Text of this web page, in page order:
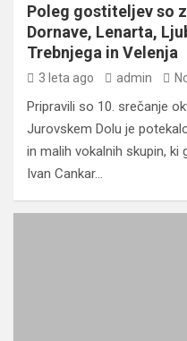
Poleg gostiteljev so
Dornave, Lenarta,
Trebnjega in Velenja
3 leta ago admin
Pripravili so 10. srečanje
Jurovskem Dolu je
in malih vokalnih skupin, ki
Ivan Cankar…